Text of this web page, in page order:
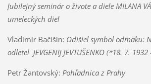
Jubilejný seminár o živote a diele MILANA
umeleckých diel
Vladimír Bačišin: Odišiel symbol odmäku:
odletel JEVGENIJ JEVTUŠENKO (*18. 7.
Petr Žantovský: Pohľadnica z Prahy